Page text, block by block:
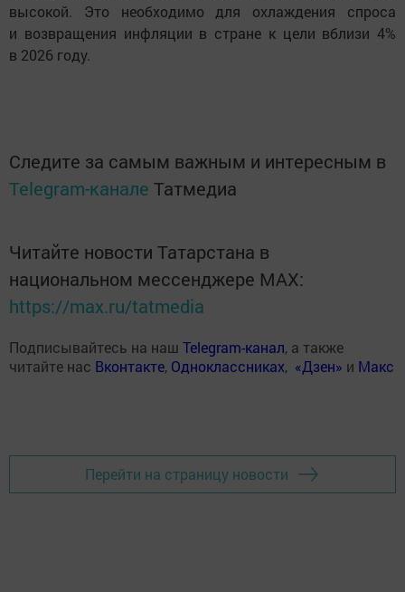
высокой. Это необходимо для охлаждения спроса
и возвращения инфляции в стране к цели вблизи 4%
в 2026 году.
Следите за самым важным и интересным в
Telegram-канале Татмедиа
Читайте новости Татарстана в
национальном мессенджере MАХ:
https://max.ru/tatmedia
Подписывайтесь на наш Telegram-канал, а также
читайте нас Вконтакте, Одноклассниках, «Дзен» и Макс
Перейти на страницу новости